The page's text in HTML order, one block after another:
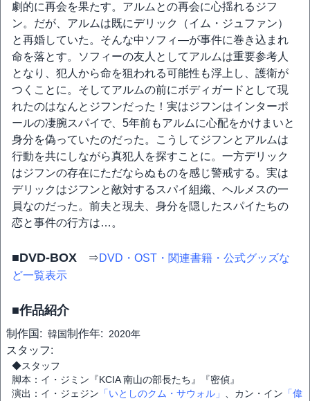
劇的に再会を果たす。アルムとの再会に心揺れるジフ
ン。だが、アルムは既にデリック（イム・ジュファン）
と再婚していた。そんな中ソフィ―が事件に巻き込まれ
命を落とす。ソフィーの友人としてアルムは重要参考人
となり、犯人から命を狙われる可能性も浮上し、護衛が
つくことに。そしてアルムの前にボディガードとして現
れたのはなんとジフンだった！実はジフンはインターポ
ールの凄腕スパイで、5年前もアルムに心配をかけまいと
身分を偽っていたのだった。こうしてジフンとアルムは
行動を共にしながら真犯人を探すことに。一方デリック
はジフンの存在にただならぬものを感じ警戒する。実は
デリックはジフンと敵対するスパイ組織、ヘルメスの一
員なのだった。前夫と現夫、身分を隠したスパイたちの
恋と事件の行方は…。
■DVD-BOX ⇒DVD・OST・関連書籍・公式グッズな
ど一覧表示
■作品紹介
制作国: 韓国制作年: 2020年
スタッフ:
◆スタッフ
脚本：イ・ジミン『KCIA 南山の部長たち』『密偵』
演出：イ・ジェジン 「いとしのクム・サウォル」 、カン・イン 「偉